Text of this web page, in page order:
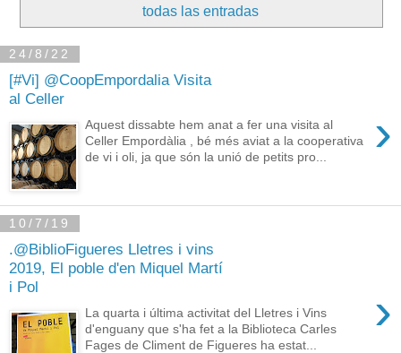
todas las entradas
24/8/22
[#Vi] @CoopEmpordalia Visita
al Celler
›
Aquest dissabte hem anat a fer una visita al
Celler Empordàlia , bé més aviat a la cooperativa
de vi i oli, ja que són la unió de petits pro...
10/7/19
.@BiblioFigueres Lletres i vins
2019, El poble d'en Miquel Martí
i Pol
›
La quarta i última activitat del Lletres i Vins
d'enguany que s'ha fet a la Biblioteca Carles
Fages de Climent de Figueres ha estat...